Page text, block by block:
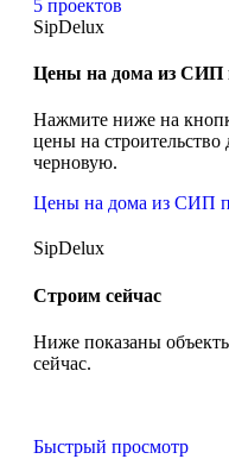
5 проектов
SipDelux
Цены на дома из СИП
Нажмите ниже на
цены на
черновую.
Цены на дома из СИП
SipDelux
Строим сейчас
Ниже показаны
сейчас.
Быстрый просмотр